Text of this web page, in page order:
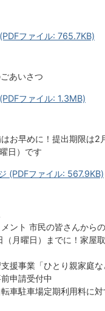
ファイル: 765.7KB)
あいさつ
ファイル: 1.3MB)
お早めに！提出期限は2
日）です
(PDFファイル: 567.9KB)
メント 市民の皆さんから
（月曜日）までに！家屋
支援事業「ひとり親家庭
申請受付中
転車駐車場定期利用料に